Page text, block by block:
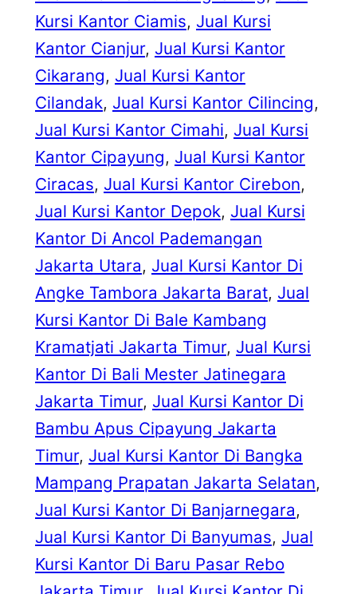
Kursi Kantor Ciamis, Jual Kursi
Kantor Cianjur, Jual Kursi Kantor
Cikarang, Jual Kursi Kantor
Cilandak, Jual Kursi Kantor Cilincing
Jual Kursi Kantor Cimahi, Jual Kursi
Kantor Cipayung, Jual Kursi Kantor
Ciracas, Jual Kursi Kantor Cirebon
Jual Kursi Kantor Depok, Jual Kursi
Kantor Di Ancol Pademangan
Jakarta Utara, Jual Kursi Kantor Di
Angke Tambora Jakarta Barat, Jual
Kursi Kantor Di Bale Kambang
Kramatjati Jakarta Timur, Jual Kursi
Kantor Di Bali Mester Jatinegara
Jakarta Timur, Jual Kursi Kantor Di
Bambu Apus Cipayung Jakarta
Timur, Jual Kursi Kantor Di Bangka
Mampang Prapatan Jakarta Selatan
Jual Kursi Kantor Di Banjarnegara
Jual Kursi Kantor Di Banyumas, Jual
Kursi Kantor Di Baru Pasar Rebo